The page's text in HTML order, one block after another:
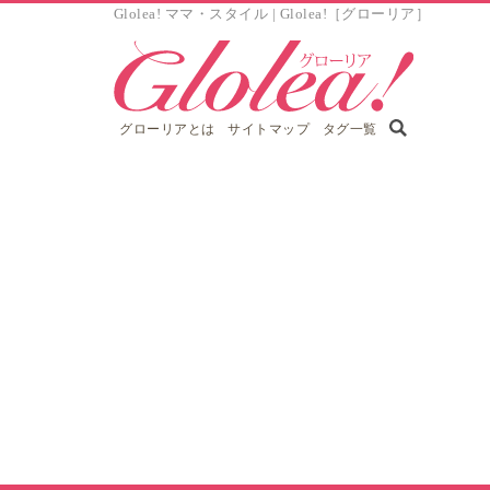
Glolea! ママ・スタイル | Glolea!［グローリア］
グローリアとは サイトマップ タグ一覧